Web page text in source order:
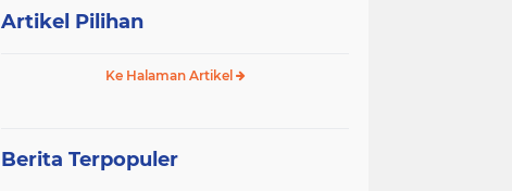
Artikel Pilihan
Ke Halaman Artikel
Berita Terpopuler